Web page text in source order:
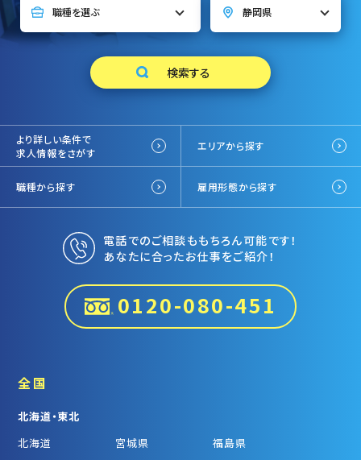
より詳しい条件で
求人情報をさがす
エリアから探す
職種から探す 雇用形態から探す
電話でのご相談ももちろん可能です！
あなたに合ったお仕事をご紹介！
0120-080-451
全国
北海道・東北
北海道
宮城県 福島県